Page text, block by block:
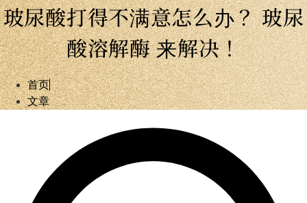
玻尿酸打得不满意怎么办？ 玻尿
酸溶解酶 来解决！
首页
文章